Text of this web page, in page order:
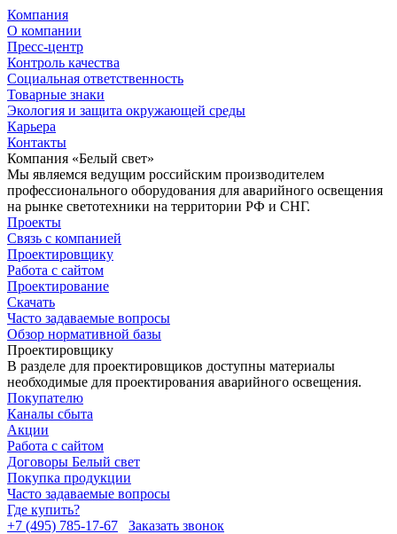
Компания
О компании
Пресс-центр
Контроль качества
Социальная ответственность
Товарные знаки
Экология и защита окружающей среды
Карьера
Контакты
Компания «Белый свет»
Мы являемся ведущим российским производителем
профессионального оборудования для аварийного освещения
на рынке светотехники на территории РФ и СНГ.
Проекты
Связь с компанией
Проектировщику
Работа с сайтом
Проектирование
Скачать
Часто задаваемые вопросы
Обзор нормативной базы
Проектировщику
В разделе для проектировщиков доступны материалы
необходимые для проектирования аварийного освещения.
Покупателю
Каналы сбыта
Акции
Работа с сайтом
Договоры Белый свет
Покупка продукции
Часто задаваемые вопросы
Где купить?
+7 (495) 785-17-67
Заказать звонок